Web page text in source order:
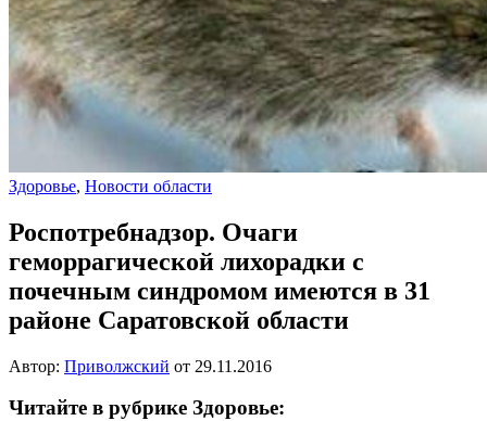
Здоровье, Новости области
Роспотребнадзор. Очаги
геморрагической лихорадки с
почечным синдромом имеются в 31
районе Саратовской области
Автор: Приволжский от 29.11.2016
Читайте в рубрике Здоровье: